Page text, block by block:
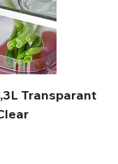
Transparant